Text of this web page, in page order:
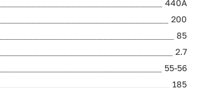
440A
200
85
2.7
55-56
185